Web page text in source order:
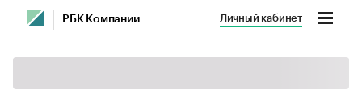
РБК Компании Личный кабинет